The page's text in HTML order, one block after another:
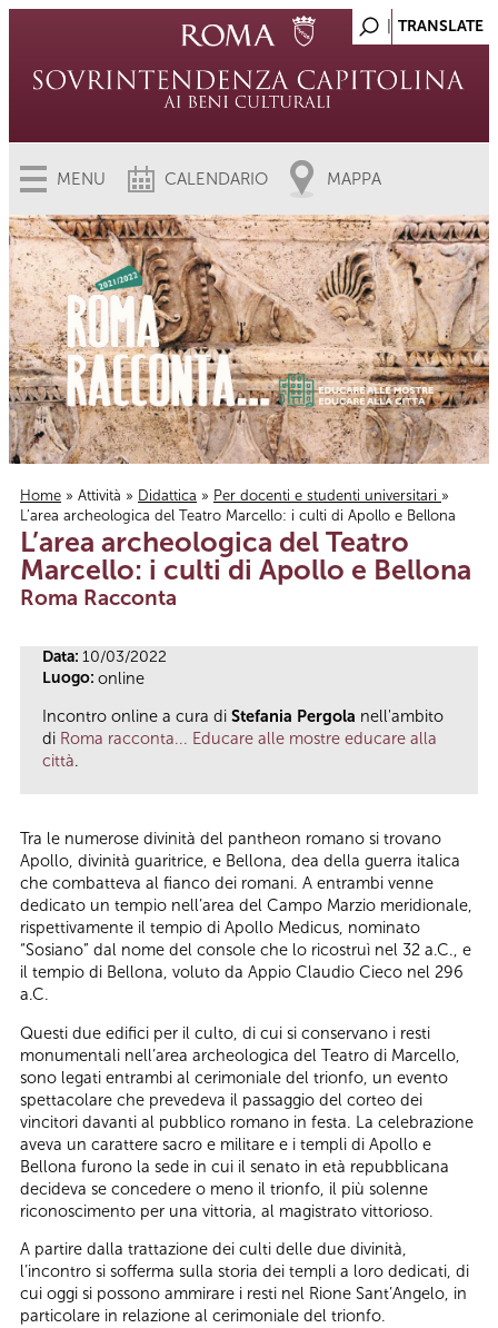
MENU CALENDARIO MAPPA
Tu sei qui
Home » Attività » Didattica » Per docenti e studenti universitari »
L’area archeologica del Teatro Marcello: i culti di Apollo e Bellona
L’area archeologica del Teatro
Marcello: i culti di Apollo e Bellona
Roma Racconta
Data: 10/03/2022
Luogo: online
Incontro online a cura di Stefania Pergola nell'ambito
di Roma racconta... Educare alle mostre educare alla
città.
Tra le numerose divinità del pantheon romano si trovano
Apollo, divinità guaritrice, e Bellona, dea della guerra italica
che combatteva al fianco dei romani. A entrambi venne
dedicato un tempio nell’area del Campo Marzio meridionale,
rispettivamente il tempio di Apollo Medicus, nominato
“Sosiano” dal nome del console che lo ricostruì nel 32 a.C., e
il tempio di Bellona, voluto da Appio Claudio Cieco nel 296
a.C.
Questi due edifici per il culto, di cui si conservano i resti
monumentali nell’area archeologica del Teatro di Marcello,
sono legati entrambi al cerimoniale del trionfo, un evento
spettacolare che prevedeva il passaggio del corteo dei
vincitori davanti al pubblico romano in festa. La celebrazione
aveva un carattere sacro e militare e i templi di Apollo e
Bellona furono la sede in cui il senato in età repubblicana
decideva se concedere o meno il trionfo, il più solenne
riconoscimento per una vittoria, al magistrato vittorioso.
A partire dalla trattazione dei culti delle due divinità,
l’incontro si sofferma sulla storia dei templi a loro dedicati, di
cui oggi si possono ammirare i resti nel Rione Sant’Angelo, in
particolare in relazione al cerimoniale del trionfo.